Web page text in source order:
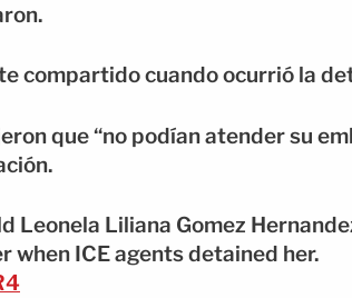
compartido cuando ocurrió la
que “no podían atender su
Leonela Liliana Gomez
when ICE agents detained her.